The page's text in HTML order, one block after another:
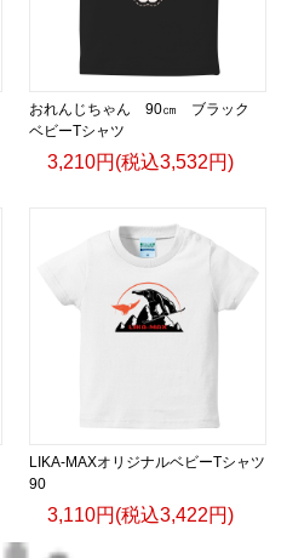
おれんじちゃん 90㎝ ブラック
ベビーTシャツ
3,210円(税込3,532円)
LIKA-MAXオリジナルベビーTシャツ
90
3,110円(税込3,422円)